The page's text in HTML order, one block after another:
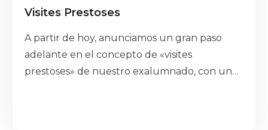
Visites Prestoses
A partir de hoy, anunciamos un gran paso
adelante en el concepto de «visites
prestoses» de nuestro exalumnado, con un